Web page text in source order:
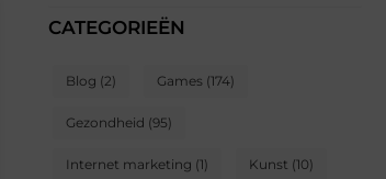
CATEGORIEËN
Blog (2) Games (174)
Gezondheid (95)
Internet marketing (1) Kunst (10)